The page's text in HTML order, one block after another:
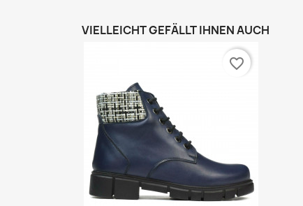
VIELLEICHT GEFÄLLT IHNEN AUCH
favorite_border